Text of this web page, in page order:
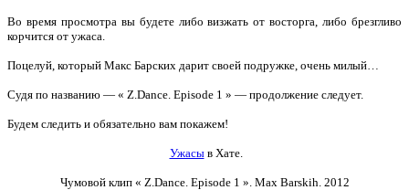
Во время просмотра вы будете либо визжать от восторга, либо брезгливо
корчится от ужаса.
Поцелуй, который Макс Барских дарит своей подружке, очень милый…
Судя по названию — « Z.Dance. Episode 1 » — продолжение следует.
Будем следить и обязательно вам покажем!
Ужасыв Хате.
Чумовой клип « Z.Dance. Episode 1 ». Max Barskih. 2012